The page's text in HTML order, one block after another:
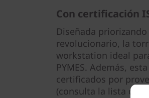
Con certificación
Diseñada
revolucionario, la
workstation ideal
PYMES. Además,
certificados por
(consulta la lista de